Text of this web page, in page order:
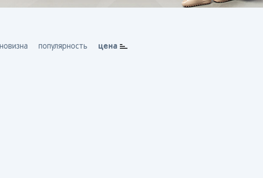
новизна популярность цена